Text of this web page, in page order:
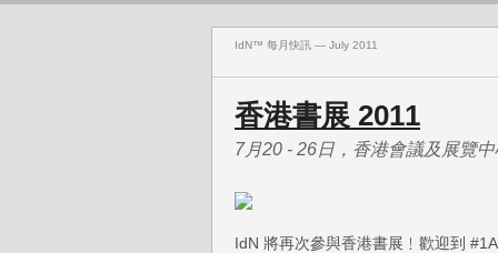
IdN™ 每月快訊 — July 2011
香港書展 2011
7月20 - 26日，香港會議及展覽中
IdN 將再次參與香港書展﹗歡迎到